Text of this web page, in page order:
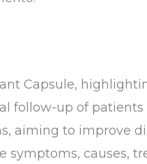
Capsule,
follow-up of
aiming to improve
symptoms, causes,